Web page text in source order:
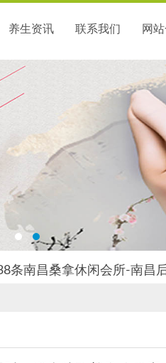
养生资讯 联系我们 网
条南昌桑拿休闲会所-南昌